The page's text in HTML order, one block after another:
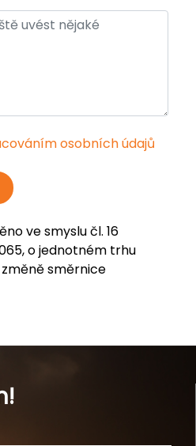
osobních údajů
ve smyslu čl. 16
o jednotném trhu
směrnice